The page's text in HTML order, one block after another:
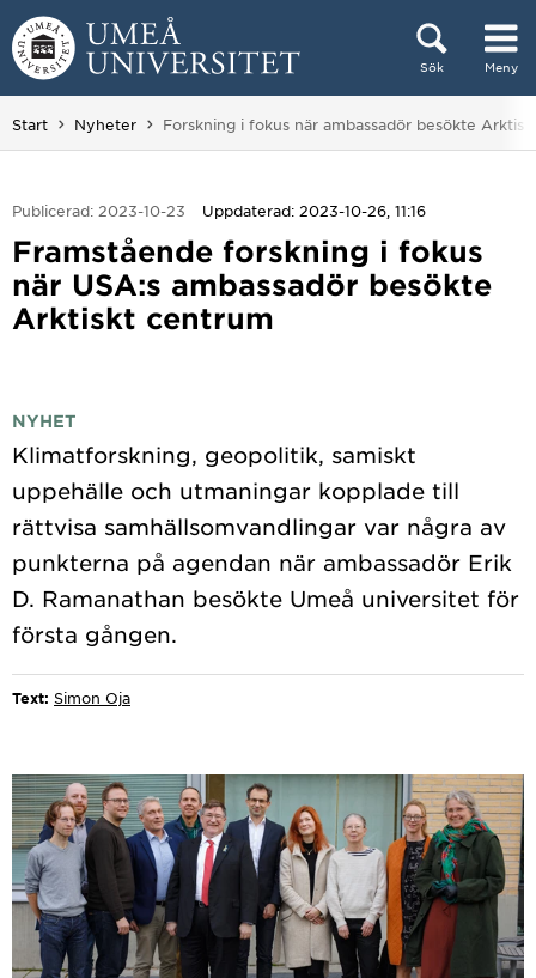
Hoppa direkt till innehållet
Sök Meny
Huvudmenyn dold.
Start Nyheter Du är här:
Forskning i fokus när ambassadör besökte
Publicerad: 2023-10-23 Uppdaterad: 2023-10-26, 11:16
Framstående forskning i fokus
när USA:s ambassadör besökte
Arktiskt centrum
NYHET
Klimatforskning, geopolitik, samiskt
uppehälle och utmaningar kopplade till
rättvisa samhällsomvandlingar var några av
punkterna på agendan när ambassadör Erik
D. Ramanathan besökte Umeå universitet för
Text: Simon Oja